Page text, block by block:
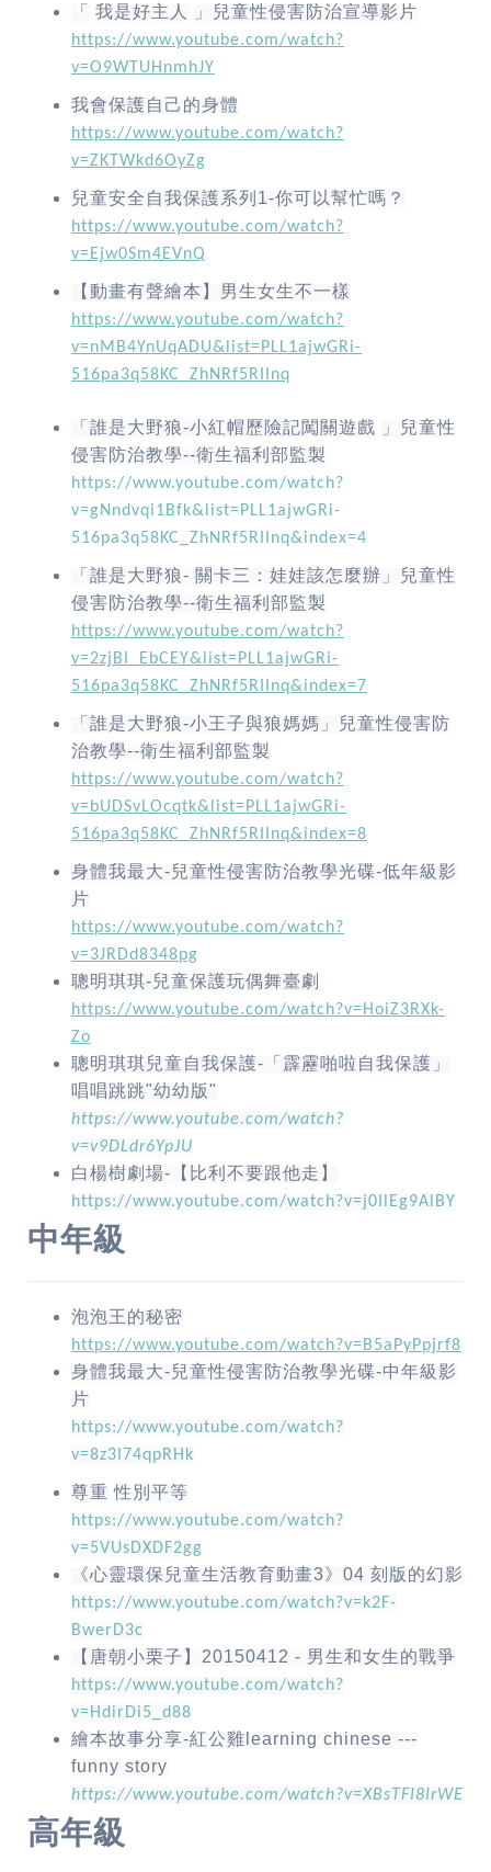
「 我是好主人 」兒童性侵害防治宣導影片
https://www.youtube.com/watch?
v=O9WTUHnmhJY
我會保護自己的身體
https://www.youtube.com/watch?
v=ZKTWkd6OyZg
兒童安全自我保護系列 1-你可以幫忙嗎？
https://www.youtube.com/watch?
v=Ejw0Sm4EVnQ
【動畫有聲繪本】男生女生不一樣
https://www.youtube.com/watch?
v=nMB4YnUqADU&list=PLL1ajwGRi-
516pa3q58KC_ZhNRf5RIInq
「誰是大野狼-小紅帽歷險記闖關遊戲
」兒童性
侵害防治教學--衛生福利部監製
https://www.youtube.com/watch?
v=gNndvqi1Bfk&list=PLL1ajwGRi-
516pa3q58KC_ZhNRf5RIInq&index=4
「誰是大野狼- 關卡三：娃娃該怎麼辦」兒童性
侵害防治教學--衛生福利部監製
https://www.youtube.com/watch?
v=2zjBI_EbCEY&list=PLL1ajwGRi-
516pa3q58KC_ZhNRf5RIInq&index=7
「誰是大野狼-小王子與狼媽媽」兒童性侵害防
治教學--衛生福利部監製
https://www.youtube.com/watch?
v=bUDSvLOcqtk&list=PLL1ajwGRi-
516pa3q58KC_ZhNRf5RIInq&index=8
身體我最大-兒童性侵害防治教學光碟-低年級影
片
https://www.youtube.com/watch?
v=3JRDd8348pg
聰明琪琪-兒童保護玩偶舞臺劇
https://www.youtube.com/watch?v=HoiZ3RXk-
Zo
聰明琪琪兒童自我保護- 「霹靂啪啦自我保護」
唱唱跳跳"幼幼版"
https://www.youtube.com/watch?
v=v9DLdr6YpJU
白楊樹劇場- 【比利不要跟他走】
https://www.youtube.com/watch?v=j0IlEg9AlBY
中年級
泡泡王的秘密
https://www.youtube.com/watch?v=B5aPyPpjrf8
身體我最大-兒童性侵害防治教學光碟-中年級影
片
https://www.youtube.com/watch?
v=8z3I74qpRHk
尊重 性別平等
https://www.youtube.com/watch?
v=5VUsDXDF2gg
《心靈環保兒童生活教育動畫3》 04 刻版的幻影
https://www.youtube.com/watch?v=k2F-
BwerD3c
【唐朝小栗子】 20150412 - 男生和女生的戰爭
https://www.youtube.com/watch?
v=HdirDi5_d88
繪本故事分享-紅公雞 learning chinese ---
funny story
https://www.youtube.com/watch?v=XBsTFI8IrWE
高年級